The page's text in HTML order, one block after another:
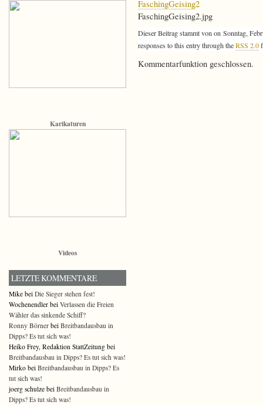
FaschingGeising2.jpg
Dieser Beitrag stammt von on Sonntag,
responses to this entry through theRSS 2.0
Kommentarfunktion geschlossen.
Karikaturen
Videos
LETZTE KOMMENTARE
Mike bei Die Sieger stehen fest!
Wochenendler bei Verlassen die Freien
Wähler das sinkende Schiff?
Ronny Börner bei Breitbandausbau in
Dipps? Es tut sich was!
Heiko Frey, Redaktion StattZeitung bei
Breitbandausbau in Dipps? Es tut sich was!
Mirko bei Breitbandausbau in Dipps? Es
tut sich was!
joerg schulze bei Breitbandausbau in
Dipps? Es tut sich was!